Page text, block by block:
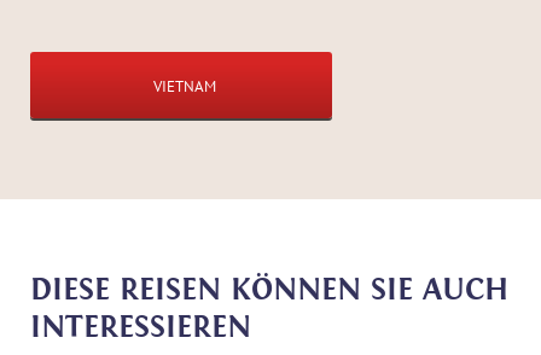
VIETNAM
DIESE REISEN KÖNNEN SIE AUCH
INTERESSIEREN